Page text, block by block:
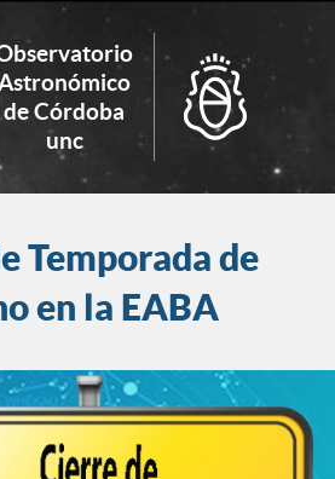
de Córdoba
unc
Temporada de
en la EABA